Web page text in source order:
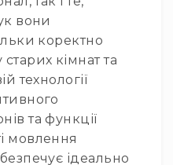
вони
коректно
кімнат та
технології
та функції
мовлення
ідеально